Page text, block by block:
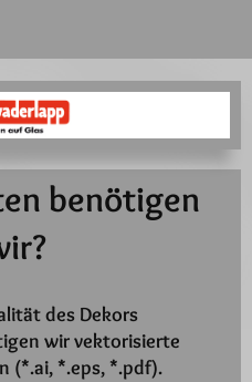
benötigen
des Dekors
wir vektorisierte
(*.ai, *.eps, *.pdf).